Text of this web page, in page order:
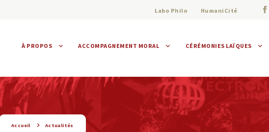
Labo Philo HumaniCité
À PROPOS ACCOMPAGNEMENT MORAL
Assistance morale Individuelle
Collective
CÉRÉMONIES LAÏQUES
Accueil Actualités